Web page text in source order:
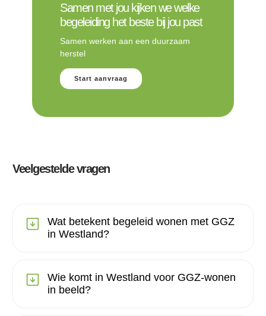
Samen met jou kijken we welke
begeleiding het beste bij jou past
Samen werken aan een duurzaam
herstel
Start aanvraag
Veelgestelde vragen
Wat betekent begeleid wonen met GGZ
in Westland?
Wie komt in Westland voor GGZ-wonen
in beeld?